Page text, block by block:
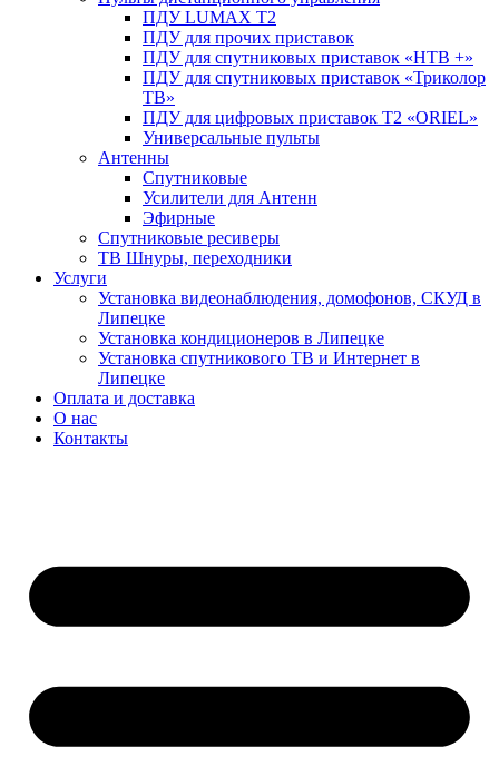
ПДУ LUMAX Т2
ПДУ для прочих приставок
ПДУ для спутниковых приставок «НТВ +»
ПДУ для спутниковых приставок «Триколор
ТВ»
ПДУ для цифровых приставок Т2 «ORIEL»
Универсальные пульты
Антенны
Спутниковые
Усилители для Антенн
Эфирные
Спутниковые ресиверы
ТВ Шнуры, переходники
Услуги
Установка видеонаблюдения, домофонов, СКУД в
Липецке
Установка кондиционеров в Липецке
Установка спутникового ТВ и Интернет в
Липецке
Оплата и доставка
О нас
Контакты